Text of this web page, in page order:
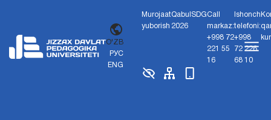
O'ZB
РУС
ENG
Murojaat
yuborish
Qabul
2026
SDGCall
markaz:
+998 72
221 55
16
Ishonch
telefoni:
+998
72 226
68 10